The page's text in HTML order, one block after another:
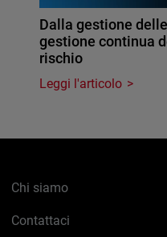
Dalla gestione
gestione continua
rischio
Leggi l'articolo
Chi siamo
Contattaci